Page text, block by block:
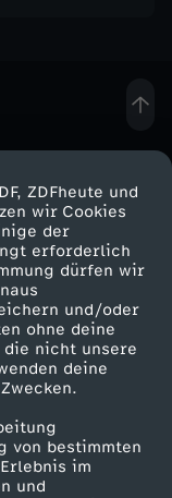
ZDFheute und
wir Cookies
der
erforderlich
dürfen wir
und/oder
ohne deine
nicht unsere
deine
von bestimmten
im
und
ZDF